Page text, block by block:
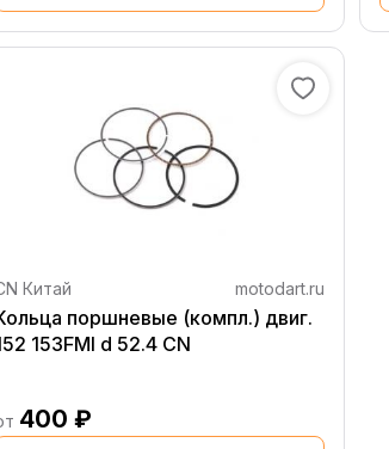
Китай motodart.ru
поршневые (компл.) двиг.
153FMI d 52.4 CN
400 ₽